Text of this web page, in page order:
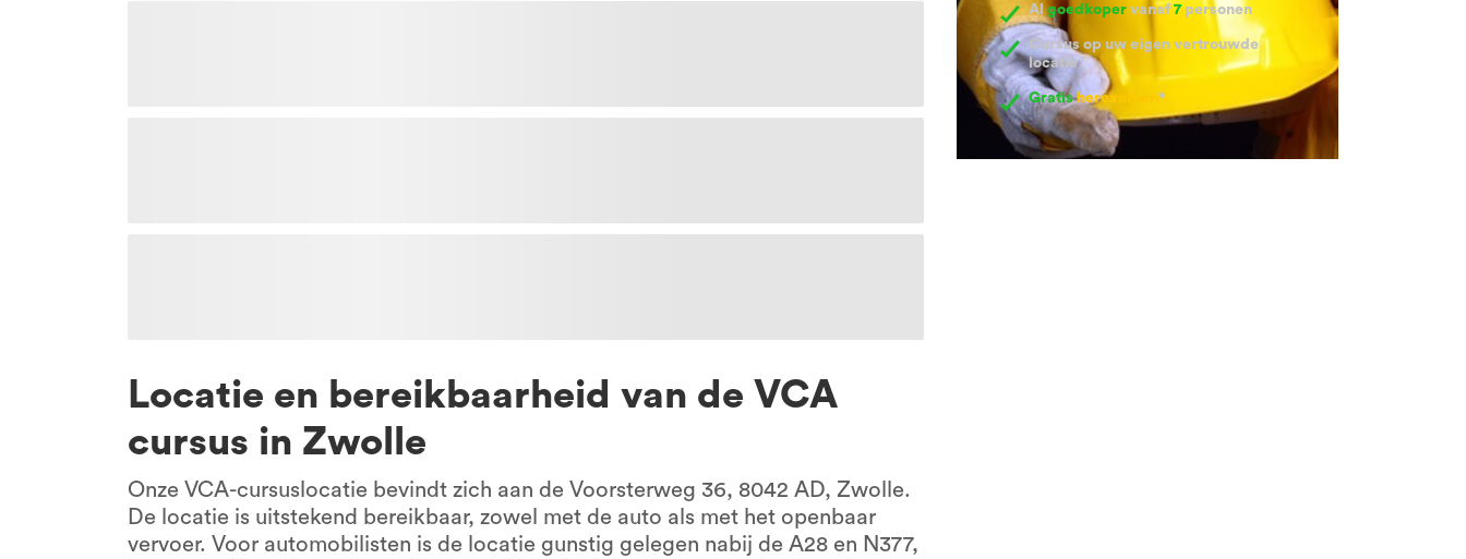
Locatie en bereikbaarheid van de VCA
cursus in Zwolle
Onze VCA-cursuslocatie bevindt zich aan de Voorsterweg 36, 8042 AD, Zwolle.
De locatie is uitstekend bereikbaar, zowel met de auto als met het openbaar
vervoer. Voor automobilisten is de locatie gunstig gelegen nabij de A28 en N377,
Algoedkopervanaf7personen
Cursus op uw eigen vertrouwde
locatie
Gratis herexamen *